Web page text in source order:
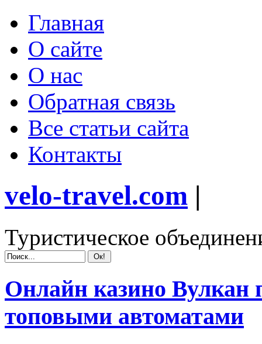
Главная
О сайте
О нас
Обратная связь
Все статьи сайта
Контакты
velo-travel.com |
Туристическое
Онлайн казино Вулкан
топовыми автоматами